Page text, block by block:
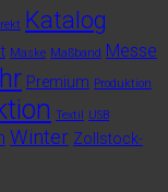
Katalog
Maske Maßband Messe
Premium Produktion
Textil USB
Winter Zollstock-